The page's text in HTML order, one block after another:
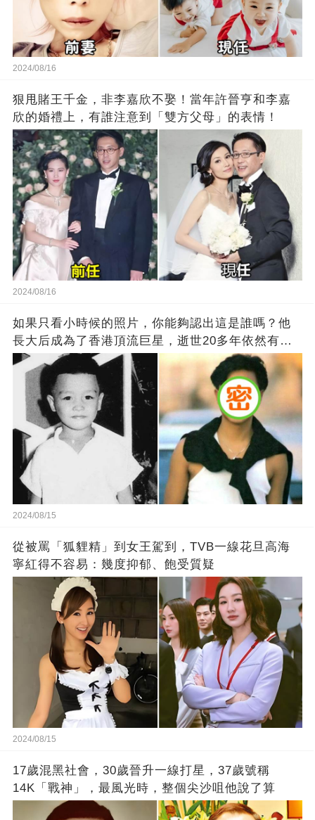
2024/08/16
狠甩賭王千金，非李嘉欣不娶！當年許晉亨和李嘉
欣的婚禮上，有誰注意到「雙方父母」的表情！
2024/08/16
如果只看小時候的照片，你能夠認出這是誰嗎？他
長大后成為了香港頂流巨星，逝世20多年依然有千
萬粉絲紀念他！
2024/08/15
從被罵「狐貍精」到女王駕到，TVB一線花旦高海
寧紅得不容易：幾度抑郁、飽受質疑
2024/08/15
17歲混黑社會，30歲晉升一線打星，37歲號稱
14K「戰神」，最風光時，整個尖沙咀他說了算